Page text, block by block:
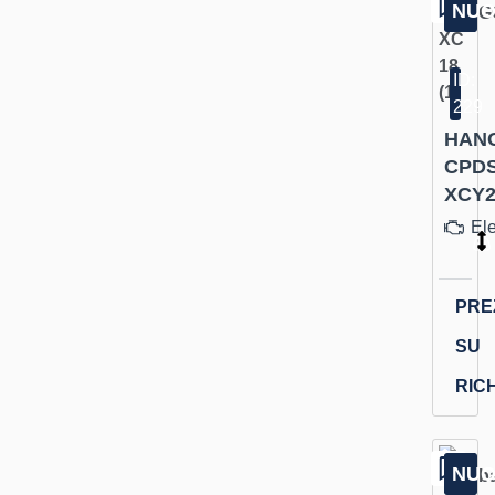
ID:
229
SU